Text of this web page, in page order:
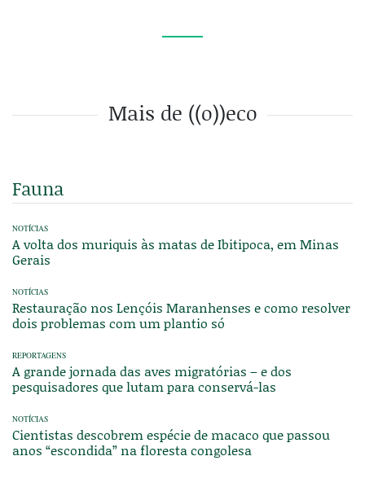
Mais de ((o))eco
Fauna
NOTÍCIAS
A volta dos muriquis às matas de Ibitipoca, em Minas
Gerais
NOTÍCIAS
Restauração nos Lençóis Maranhenses e como resolver
dois problemas com um plantio só
REPORTAGENS
A grande jornada das aves migratórias – e dos
pesquisadores que lutam para conservá-las
NOTÍCIAS
Cientistas descobrem espécie de macaco que passou
anos “escondida” na floresta congolesa